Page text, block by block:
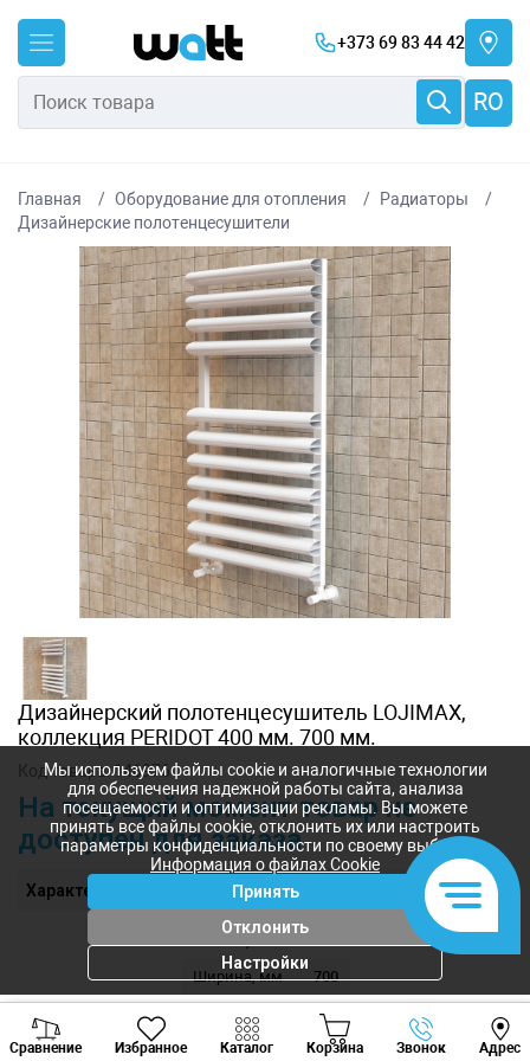
+373 69 83 44 42
RO
Главная Оборудование для отопления
Радиаторы
Дизайнерские полотенцесушители
Дизайнерский полотенцесушитель LOJIMAX,
коллекция PERIDOT 400 мм. 700 мм.
Код товара:146976
На текущий момент товар не
доступен для заказа
Характеристики
Высота, мм
400
Ширина, мм
700
86
Сравнение Избранное Каталог Корзина Звонок Адрес
Viber Whatsapp
Мы используем файлы cookie и аналогичные технологии
для обеспечения надежной работы сайта, анализа
посещаемости и оптимизации рекламы. Вы можете
принять все файлы cookie, отклонить их или настроить
параметры конфиденциальности по своему выбору.
Информация о файлах Cookie
Принять
Отклонить
Настройки